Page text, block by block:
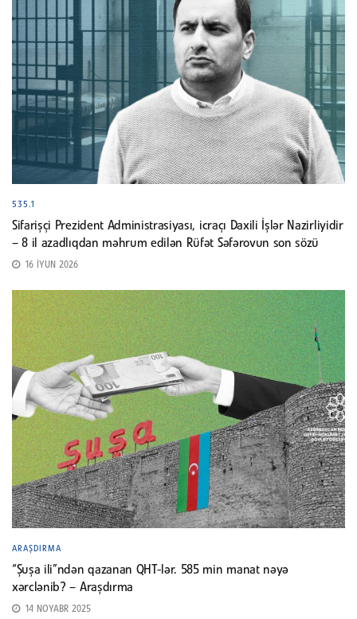
535.1
Sifarişçi Prezident Administrasiyası, icraçı Daxili İşlər Nazirliyidir
– 8 il azadlıqdan məhrum edilən Rüfət Səfərovun son sözü
16 İYUN 2026
ARAŞDIRMA
“Şuşa ili”ndən qazanan QHT-lər. 585 min manat nəyə
xərclənib? – Araşdırma
14 NOYABR 2025